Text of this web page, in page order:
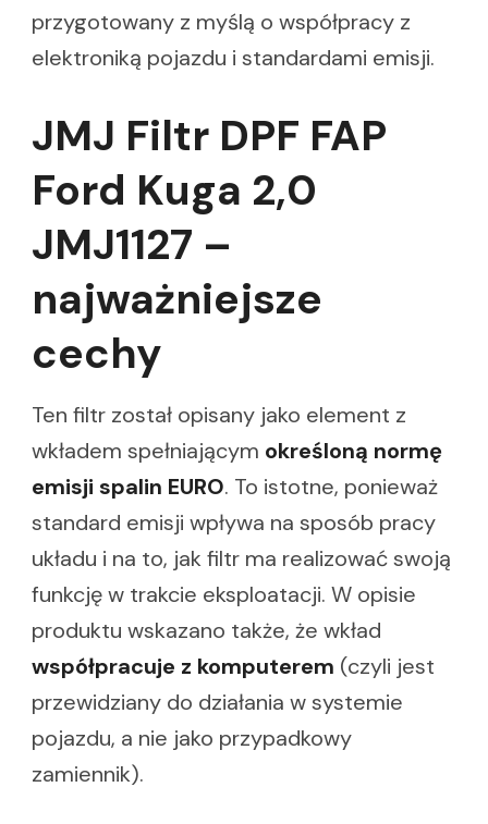
przygotowany z myślą o współpracy z
elektroniką pojazdu i standardami emisji.
JMJ Filtr DPF FAP
Ford Kuga 2,0
JMJ1127 –
najważniejsze
cechy
Ten filtr został opisany jako element z
wkładem spełniającym określoną normę
emisji spalin EURO. To istotne, ponieważ
standard emisji wpływa na sposób pracy
układu i na to, jak filtr ma realizować swoją
funkcję w trakcie eksploatacji. W opisie
produktu wskazano także, że wkład
współpracuje z komputerem (czyli jest
przewidziany do działania w systemie
pojazdu, a nie jako przypadkowy
zamiennik).